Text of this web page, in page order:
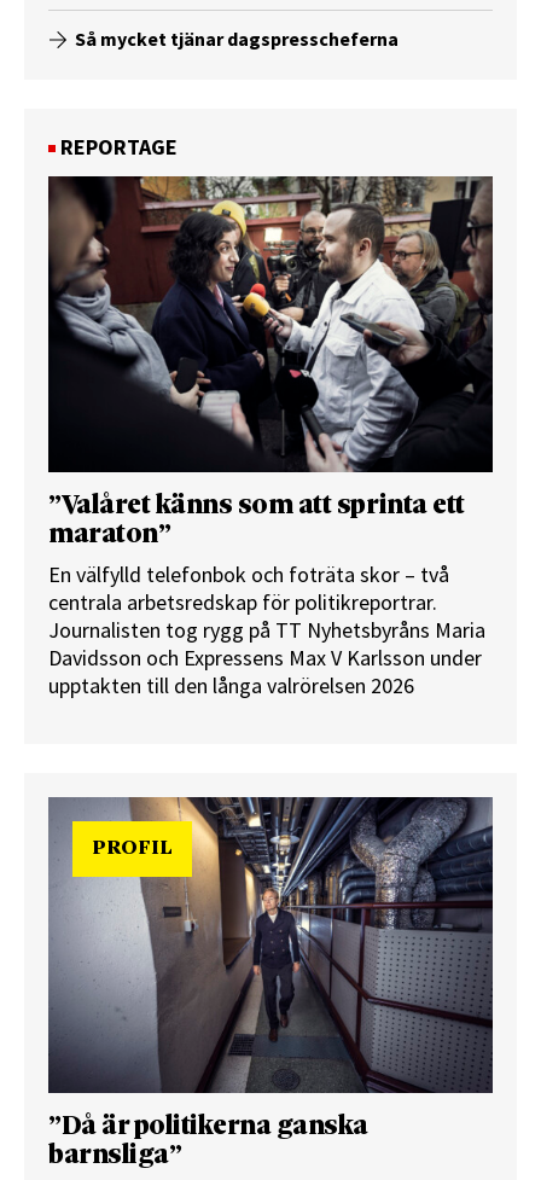
Så mycket tjänar dagspresscheferna
REPORTAGE
”Valåret känns som att sprinta ett
maraton”
En välfylld telefonbok och foträta skor – två
centrala arbetsredskap för politikreportrar.
Journalisten tog rygg på TT Nyhetsbyråns Maria
Davidsson och Expressens Max V Karlsson under
upptakten till den långa valrörelsen 2026
PROFIL
”Då är politikerna ganska
barnsliga”